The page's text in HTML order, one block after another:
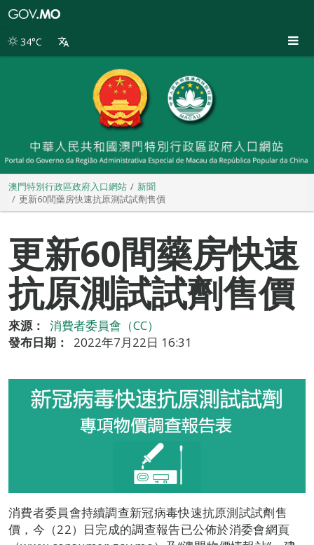
別
34°C
澳門特別行政區政府入口網站
新聞
更新60間藥房快速抗原測試試劑售價
更新60間藥房快速
抗原測試試劑售價
來源：
消費者委員會（CC）
發布日期：
2022年7月22日 16:31
消費者委員會持續調查新冠病毒快速抗原測試試劑售
價，今（22）日完成的調查報告已公佈於消委會網頁